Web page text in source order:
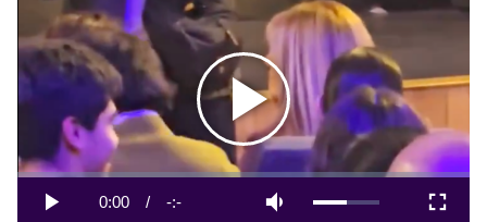
Play
Video
Play Mute
Current
0:00 / Duration
-:-
Loaded:
Fullscreen